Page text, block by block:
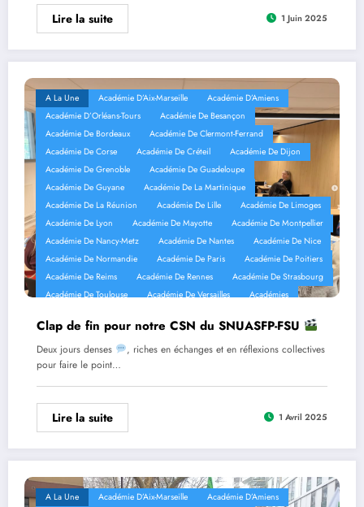
Lire la suite 1 Juin 2025
A La Une Académie D’Aix-Marseille
Académie D’Amiens
Académie D’Orléans-Tours
Académie De Besançon
Académie De Bordeaux
Académie De Clermont-Ferrand
Académie De Corse
Académie De Créteil
Académie De Dijon
Académie De Grenoble
Académie De Guadeloupe
Académie De Guyane
Académie De La Martinique
Académie De La Réunion
Académie De Lille
Académie De Limoges
Académie De Lyon
Académie De Mayotte
Académie De Montpellier
Académie De Nancy-Metz
Académie De Nantes
Académie De Nice
Académie De Normandie
Académie De Paris
Académie De Poitiers
Académie De Reims
Académie De Rennes
Académie De Strasbourg
Académie De Toulouse
Académie De Versailles Académies
Clap de fin pour notre CSN du SNUASFP-FSU
Deux jours denses
, riches en échanges et en réflexions collectives
pour faire le point…
Lire la suite 1 Avril 2025
A La Une Académie D’Aix-Marseille
Académie D’Amiens